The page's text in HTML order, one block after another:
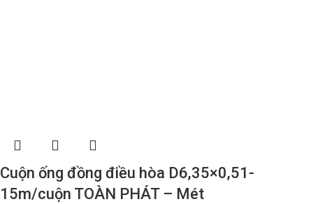
Cuộn ống đồng điều hòa D6,35×0,51-
15m/cuộn TOÀN PHÁT – Mét